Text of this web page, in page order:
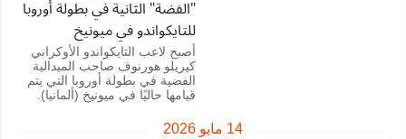
"الفضة" الثانية في بطولة أوروبا
للتايكواندو في ميونيخ
أصبح لاعب التايكواندو الأوكراني
كيريلو هورنوف صاحب الميدالية
الفضية في بطولة أوروبا التي يتم
قيامها حاليًا في ميونيخ (ألمانيا).
14 مايو 2026